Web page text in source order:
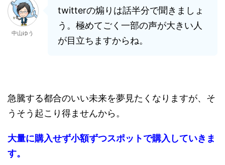
中山ゆう
twitterの煽りは話半分で聞きましょ
う。極めてごく一部の声が大きい人
が目立ちますからね。
急騰する都合のいい未来を夢見たくなりますが、そ
うそう起こり得ませんから。
大量に購入せず小額ずつスポットで購入していきま
す。